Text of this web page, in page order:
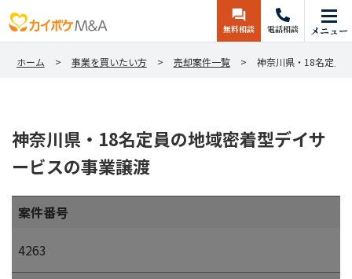
無料相談 電話相談 メニュー
ホーム 事業を買いたい方 売却案件一覧 神奈川県・18名定員
神奈川県・18名定員の地域密着型デイサ
ービスの事業譲渡
案件番号
4263